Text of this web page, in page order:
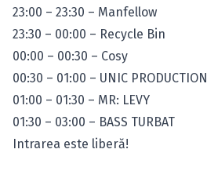
23:00 – 23:30 – Manfellow
23:30 – 00:00 – Recycle Bin
00:00 – 00:30 – Cosy
00:30 – 01:00 – UNIC PRODUCTION
01:00 – 01:30 – MR: LEVY
01:30 – 03:00 – BASS TURBAT
Intrarea este liberă!